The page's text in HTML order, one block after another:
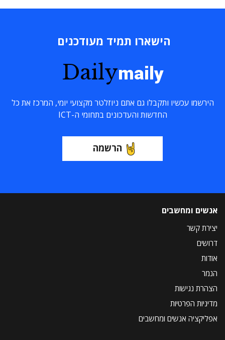
הישארו תמיד מעודכנים
Dailymaily
הירשמו עכשיו ותקבלו גם אתם ניוזלטר מקצועי יומי, המרכז את כל
החדשות והעדכונים בתחומי ה-ICT
הרשמה
אנשים ומחשבים
יצירת קשר
דרושים
אודות
הנמר
הצהרת נגישות
מדיניות הפרטיות
אפליקציה אנשים ומחשבים